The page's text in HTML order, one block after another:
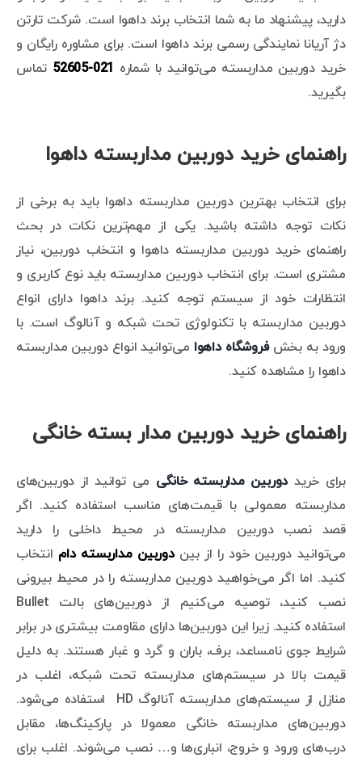
دارید، پیشنهاد ما به شما انتخاب برند داهوا است. شرکت تارتن
دژ آریانا نمایندگی رسمی برند داهوا است. برای مشاوره رایگان و
خرید دوربین مداربسته می‌توانید با شماره 021-52605
تماس
بگیرید.
راهنمای خرید دوربین مداربسته داهوا
برای انتخاب بهترین دوربین مداربسته داهوا باید به برخی از
نکات توجه داشته باشید. یکی از مهم‌ترین نکات در بحث
راهنمای خرید دوربین مداربسته داهوا و انتخاب دوربین، نیاز
مشتری است. برای انتخاب دوربین مداربسته باید نوع کاربری و
انتظارات خود از سیستم توجه کنید. برند داهوا دارای انواع
دوربین مداربسته با تکنولوژی تحت شبکه و آنالوگ است. با
ورود به بخشفروشگاه داهوا می‌توانید انواع دوربین مداربسته
داهوا را مشاهده کنید.
راهنمای خرید دوربین مدار بسته خانگی
برای خریددوربین مداربسته خانگی می توانید از دوربین‌های
مداربسته معمولی با قیمت‌های مناسب استفاده کنید. اگر
قصد نصب دوربین مداربسته در محیط داخلی را دارید
می‌توانید دوربین خود را از بیندوربین مداربسته دام انتخاب
کنید. اما اگر می‌خواهید دوربین مداربسته را در محیط بیرونی
نصب کنید، توصیه می‌کنیم از دوربین‌های بالت Bullet
استفاده کنید. زیرا این دوربین‌ها دارای مقاومت بیشتری در برابر
شرایط جوی نامساعد، برف، باران و گرد و غبار هستند. به دلیل
قیمت بالا در سیستم‌های مداربسته تحت شبکه، اغلب در
منازل از سیستم‌های مداربسته آنالوگ HD استفاده می‌شود.
دوربین‌های مداربسته خانگی معمولا در پارکینگ‌ها، مقابل
درب‌های ورود و خروج، انباری‌ها و… نصب می‌شوند. اغلب برای